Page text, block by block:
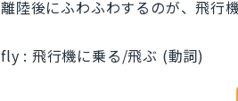
離陸後にふわふわするのが、飛行
fly : 飛行機に乗る/飛ぶ (動詞)